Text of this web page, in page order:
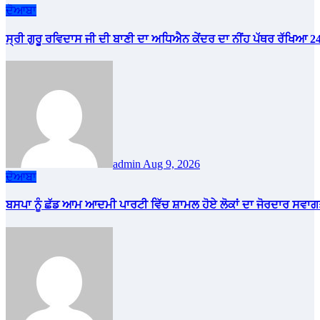
ਦੋਆਬਾ
ਸ੍ਰੀ ਗੁਰੂ ਰਵਿਦਾਸ ਜੀ ਦੀ ਬਾਣੀ ਦਾ ਅਧਿਐਨ ਕੇਂਦਰ ਦਾ ਨੀਂਹ ਪੱਥਰ ਰੱਖਿਆ
admin Aug 9, 2026
ਦੋਆਬਾ
ਬਸਪਾ ਨੂੰ ਛੱਡ ਆਮ ਆਦਮੀ ਪਾਰਟੀ ਵਿੱਚ ਸ਼ਾਮਲ ਹੋਏ ਲੋਕਾਂ ਦਾ ਜੋਰਦਾਰ